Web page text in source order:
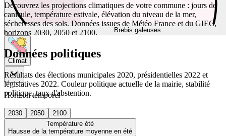
Brebis galeuses
Climat
Horizon temporel
2030 2050
2100
Température été
Hausse de la température moyenne en été
Découvrez les projections climatiques de votre commune : jours de
canicule, température estivale, élévation du niveau de la mer,
sécheresses des sols. Données issues de Météo France et du GIEC,
horizons 2030, 2050 et 2100.
Données politiques
Résultats des élections municipales 2020, présidentielles 2022 et
législatives 2022. Couleur politique actuelle de la mairie, stabilité
politique, taux d'abstention.